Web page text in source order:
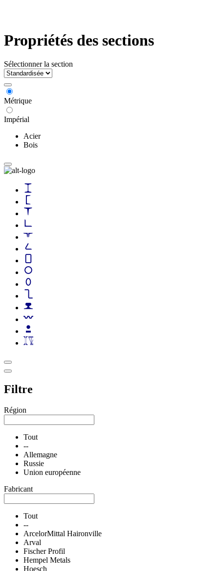
Propriétés des sections
Sélectionner la section
Métrique
Impérial
Acier
Bois
Filtre
Région
Tout
--
Allemagne
Russie
Union européenne
Fabricant
Tout
--
ArcelorMittal Haironville
Arval
Fischer Profil
Hempel Metals
Hoesch